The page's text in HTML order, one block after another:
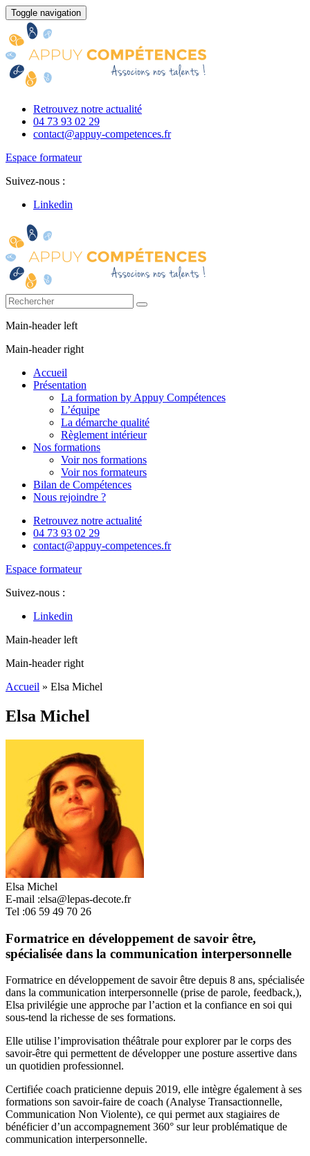
Toggle navigation
Retrouvez notre actualité
04 73 93 02 29
contact@appuy-competences.fr
Espace formateur
Suivez-nous :
Linkedin
Main-header left
Main-header right
Accueil
Présentation
La formation by Appuy Compétences
L’équipe
La démarche qualité
Règlement intérieur
Nos formations
Voir nos formations
Voir nos formateurs
Bilan de Compétences
Nous rejoindre ?
Retrouvez notre actualité
04 73 93 02 29
contact@appuy-competences.fr
Espace formateur
Suivez-nous :
Linkedin
Main-header left
Main-header right
Accueil » Elsa Michel
Elsa Michel
Elsa Michel
E-mail :elsa@lepas-decote.fr
Tel :06 59 49 70 26
Formatrice en développement de savoir être,
spécialisée dans la communication interpersonnelle
Formatrice en développement de savoir être depuis 8 ans, spécialisée
dans la communication interpersonnelle (prise de parole, feedback,),
Elsa privilégie une approche par l’action et la confiance en soi qui
sous-tend la richesse de ses formations.
Elle utilise l’improvisation théâtrale pour explorer par le corps des
savoir-être qui permettent de développer une posture assertive dans
un quotidien professionnel.
Certifiée coach praticienne depuis 2019, elle intègre également à ses
formations son savoir-faire de coach (Analyse Transactionnelle,
Communication Non Violente), ce qui permet aux stagiaires de
bénéficier d’un accompagnement 360° sur leur problématique de
communication interpersonnelle.